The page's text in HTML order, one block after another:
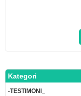
Kategori
-TESTIMONI_